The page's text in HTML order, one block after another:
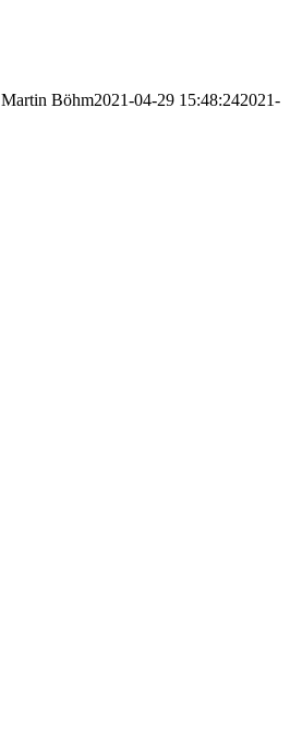
Martin Böhm2021-04-29 15:48:242021-